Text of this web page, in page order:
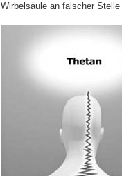
Wirbelsäule an falscher Stelle